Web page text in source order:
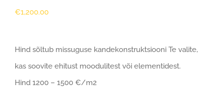
€1,200.00
Hind sõltub missuguse kandekonstruktsiooni Te valite,
kas soovite ehitust moodulitest või elementidest.
Hind 1200 – 1500 €/m2